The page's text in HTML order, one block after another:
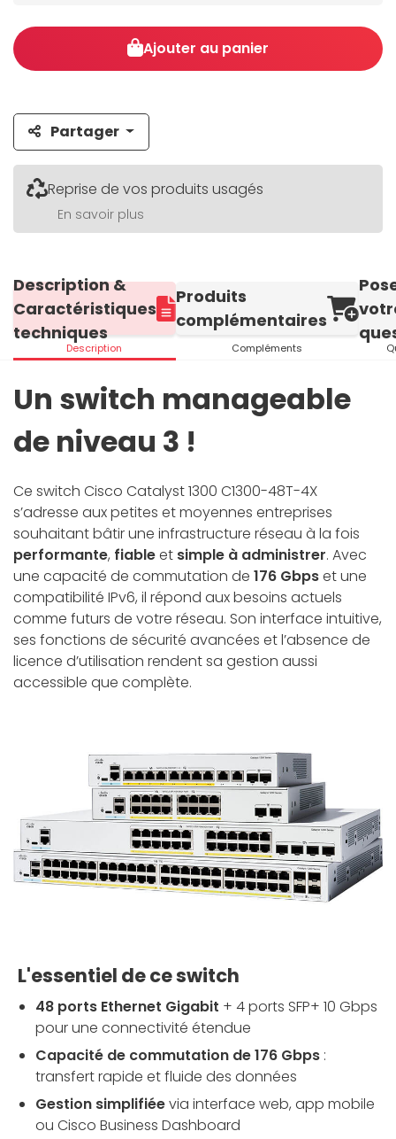
Ajouter au panier
Partager
Reprise de vos produits usagés
En savoir plus
Description &
Caractéristiques
techniques
Description
Produits
complémentaires
Compléments
Un switch manageable
de niveau 3 !
Ce switch Cisco Catalyst 1300 C1300-48T-4X
s’adresse aux petites et moyennes entreprises
souhaitant bâtir une infrastructure réseau à la fois
performante, fiableet simple à administrer. Avec
une capacité de commutation de 176 Gbpset une
compatibilité IPv6, il répond aux besoins actuels
comme futurs de votre réseau. Son interface intuitive,
ses fonctions de sécurité avancées et l’absence de
licence d’utilisation rendent sa gestion aussi
accessible que complète.
L'essentiel de ce switch
48 ports Ethernet Gigabit + 4 ports SFP+ 10 Gbps
pour une connectivité étendue
Capacité de commutation de 176 Gbps :
transfert rapide et fluide des données
Gestion simplifiéevia interface web, app mobile
ou Cisco Business Dashboard